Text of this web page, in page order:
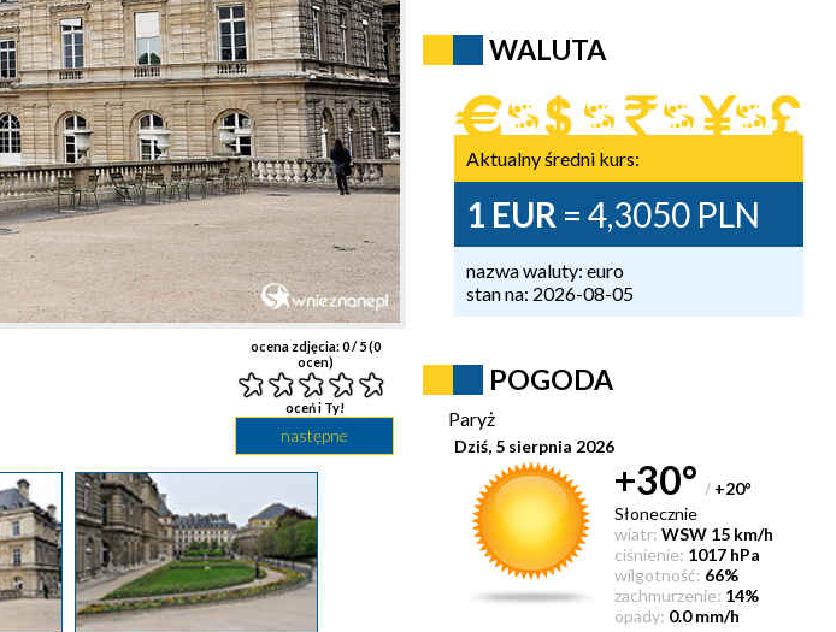
ocena zdjęcia:0/ 5 (0
ocen)
oceń i Ty!
następne
WALUTA
Aktualny średni kurs:
1 EUR = 4,3050 PLN
nazwa waluty: euro
stan na: 2026-08-05
POGODA
Paryż
Dziś, 5 sierpnia 2026
+30° / +20°
Słonecznie
wiatr: WSW 15 km/h
ciśnienie: 1017 hPa
wilgotność: 66%
zachmurzenie: 14%
opady: 0.0 mm/h